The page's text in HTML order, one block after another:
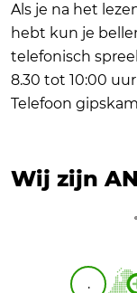
Als je na het
hebt kun je
telefonisch
8.30 tot 10:00
Telefoon
Wij zijn
.